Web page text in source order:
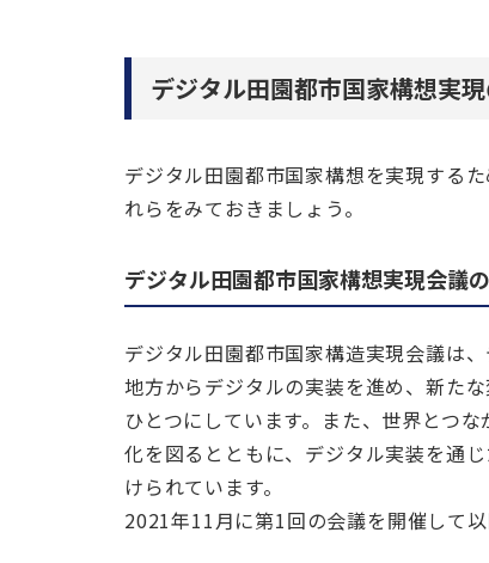
デジタル田園都市国家構想実
デジタル田園都市国家構想を実現する
れらをみておきましょう。
デジタル田園都市国家構想実現会議
デジタル田園都市国家構造実現会議は
地方からデジタルの実装を進め、新た
ひとつにしています。また、世界とつ
化を図るとともに、デジタル実装を通
けられています。
2021年11月に第1回の会議を開催して